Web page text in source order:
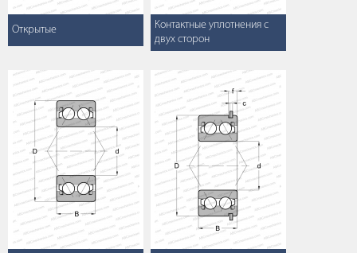
Открытые
Контактные уплотнения с
двух сторон